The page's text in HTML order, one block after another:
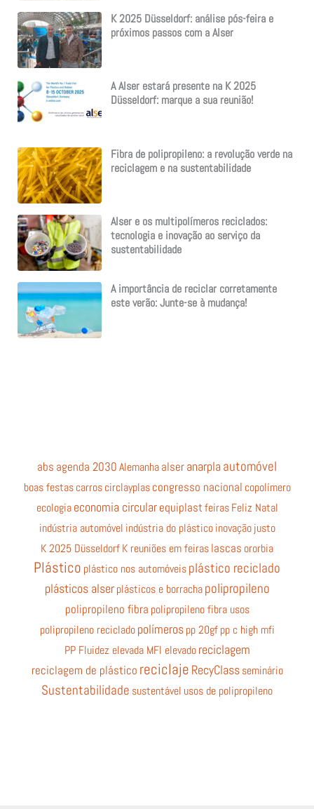
K 2025 Düsseldorf: análise pós-feira e
próximos passos com a Alser
A Alser estará presente na K 2025
Düsseldorf: marque a sua reunião!
Fibra de polipropileno: a revolução verde na
reciclagem e na sustentabilidade
Alser e os multipolímeros reciclados:
tecnologia e inovação ao serviço da
sustentabilidade
A importância de reciclar corretamente
este verão: Junte-se à mudança!
abs agenda 2030Alemanhaalseranarpla automóvel
boas festas carros circlayplas congresso nacional copolímero
ecologia economia circular equiplastfeiras Feliz Natal
indústria automóvel indústria do plástico inovação justo
K 2025 DüsseldorfK reuniões em feiraslascas ororbia
Plástico plástico nos automóveisplástico reciclado
plásticos alser plásticos e borracha polipropileno
polipropileno fibra polipropileno fibra usos
polipropileno reciclado polímeros pp 20gf pp c high mfi
PP Fluidez elevada MFI elevado reciclagem
reciclagem de plástico reciclaje RecyClass seminário
Sustentabilidade sustentável usos de polipropileno